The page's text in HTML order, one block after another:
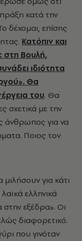
πράξη κατά την
δέχομαι, επίσης
Κατόπιν και
στη Βουλή,
ιδιότητα
Θα
του. Θα
σχετικά με την
άνθρωπος για να
Ποιος τον
για κάτι
ελληνικά
εξέδρα». Οι
διαφορετικό.
που γινόταν